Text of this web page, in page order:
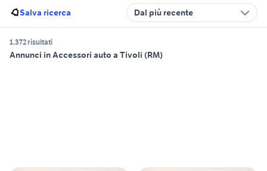
Salva ricerca Dal più recente
1.372 risultati
Annunci in Accessori auto a Tivoli (RM)